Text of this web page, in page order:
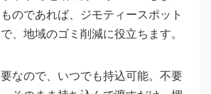
のであれば、ジモティースポット
、地域のゴミ削減に役立ちます。
なので、いつでも持込可能。不要